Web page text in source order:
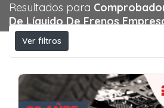
Resultados para
De Líquido De Frenos
Ver filtros